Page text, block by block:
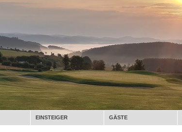
EINSTEIGER GÄSTE